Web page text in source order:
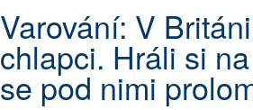
Varování: V
chlapci. Hráli si
se pod nimi